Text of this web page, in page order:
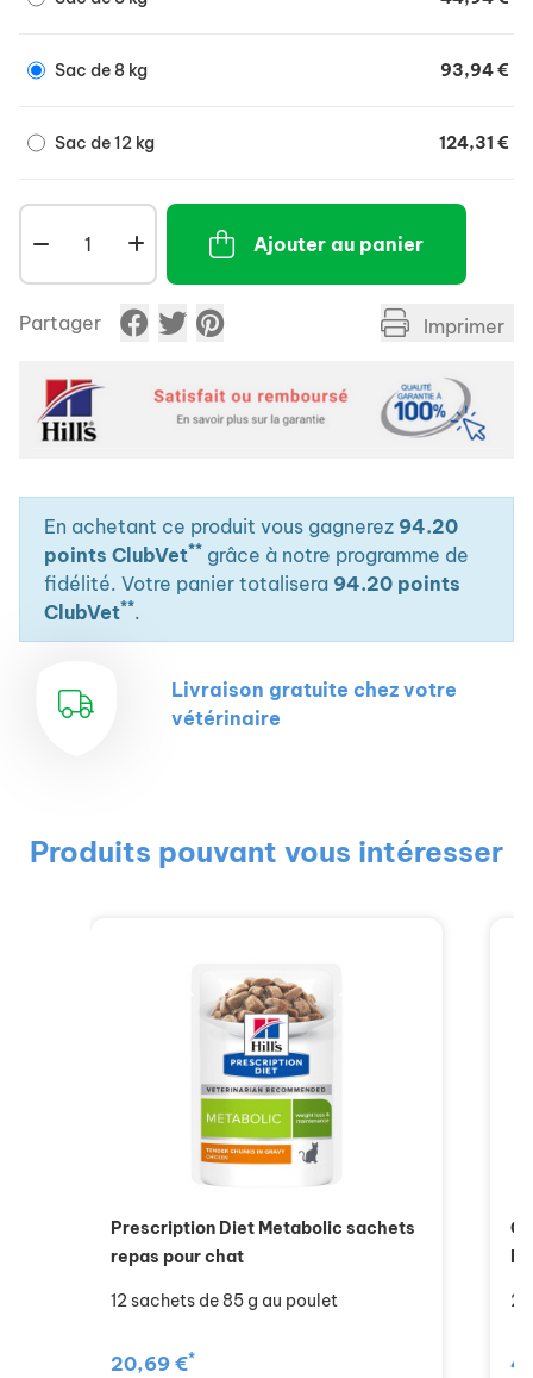
Sac de 8 kg 93,94 €
Sac de 12 kg 124,31 €
Ajouter au panier
Partager Imprimer
En achetant ce produit vous gagnerez 94.20
points ClubVet** grâce à notre programme de
fidélité. Votre panier totalisera 94.20 points
ClubVet**.
Livraison gratuite chez votre
vétérinaire
Produits pouvant vous intéresser
Prescription Diet Metabolic sachets
repas pour chat
12 sachets de 85 g au poulet
20,69 €*